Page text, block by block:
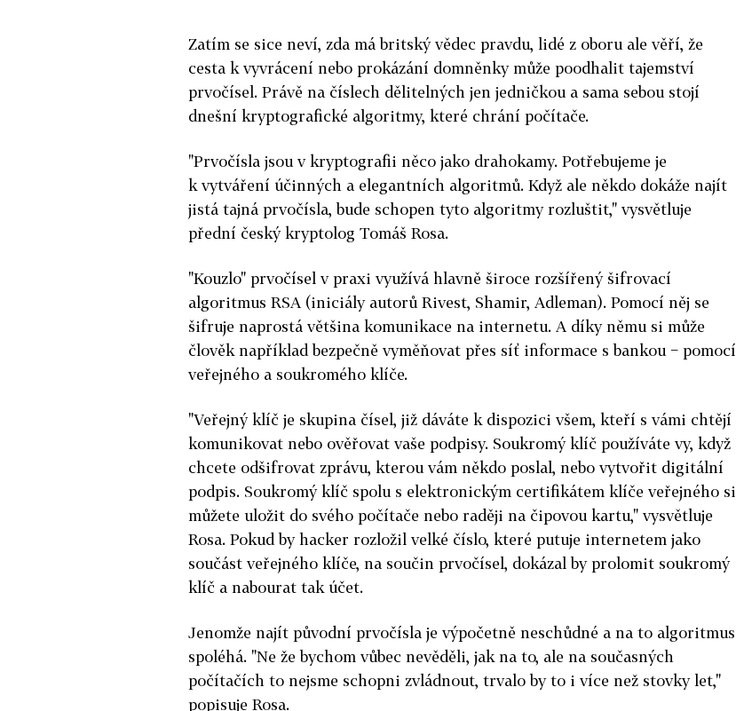
Zatím se sice neví, zda má britský vědec pravdu, lidé z oboru ale věří, že
cesta k vyvrácení nebo prokázání domněnky může poodhalit tajemství
prvočísel. Právě na číslech dělitelných jen jedničkou a sama sebou stojí
dnešní kryptografické algoritmy, které chrání počítače.
"Prvočísla jsou v kryptografii něco jako drahokamy. Potřebujeme je
k vytváření účinných a elegantních algoritmů. Když ale někdo dokáže najít
jistá tajná prvočísla, bude schopen tyto algoritmy rozluštit," vysvětluje
přední český kryptolog Tomáš Rosa.
"Kouzlo" prvočísel v praxi využívá hlavně široce rozšířený šifrovací
algoritmus RSA (iniciály autorů Rivest, Shamir, Adleman). Pomocí něj se
šifruje naprostá většina komunikace na internetu. A díky němu si může
člověk například bezpečně vyměňovat přes síť informace s bankou − pomocí
veřejného a soukromého klíče.
"Veřejný klíč je skupina čísel, již dáváte k dispozici všem, kteří s vámi chtějí
komunikovat nebo ověřovat vaše podpisy. Soukromý klíč používáte vy, když
chcete odšifrovat zprávu, kterou vám někdo poslal, nebo vytvořit digitální
podpis. Soukromý klíč spolu s elektronickým certifikátem klíče veřejného si
můžete uložit do svého počítače nebo raději na čipovou kartu," vysvětluje
Rosa. Pokud by hacker rozložil velké číslo, které putuje internetem jako
součást veřejného klíče, na součin prvočísel, dokázal by prolomit soukromý
klíč a nabourat tak účet.
Jenomže najít původní prvočísla je výpočetně neschůdné a na to algoritmus
spoléhá. "Ne že bychom vůbec nevěděli, jak na to, ale na současných
počítačích to nejsme schopni zvládnout, trvalo by to i více než stovky let,"
popisuje Rosa.